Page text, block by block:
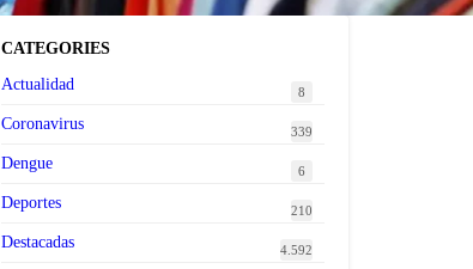
CATEGORIES
Actualidad
8
Coronavirus 339
Dengue 6
Deportes 210
Destacadas 4.592